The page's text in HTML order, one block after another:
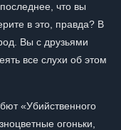
что вы
в это, правда? В
Вы с друзьями
все слухи об этом
«Убийственного
огоньки,